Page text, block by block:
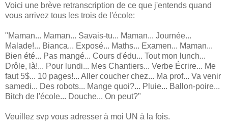
Voici une brève retranscription de ce que j'entends quand
vous arrivez tous les trois de l'école:
"Maman... Maman... Savais-tu... Maman... Journée...
Malade!... Bianca... Exposé... Maths... Examen... Maman...
Bien été... Pas mangé... Cours d'édu... Tout mon lunch...
Drôle, là!... Pour lundi... Mes Chantiers... Verbe Écrire... Me
faut 5$... 10 pages!... Aller coucher chez... Ma prof... Va venir
samedi... Des robots... Mange quoi?... Pluie... Ballon-poire...
Bitch de l'école... Douche... On peut?"
Veuillez svp vous adresser à moi UN à la fois.